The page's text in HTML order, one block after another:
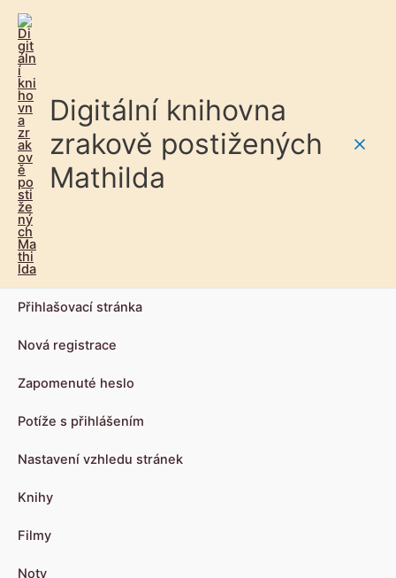
Digitální knihovna
zrakově postižených
Mathilda
Přihlašovací stránka
Nová registrace
Zapomenuté heslo
Potíže s přihlášením
Nastavení vzhledu stránek
Knihy
Filmy
Noty